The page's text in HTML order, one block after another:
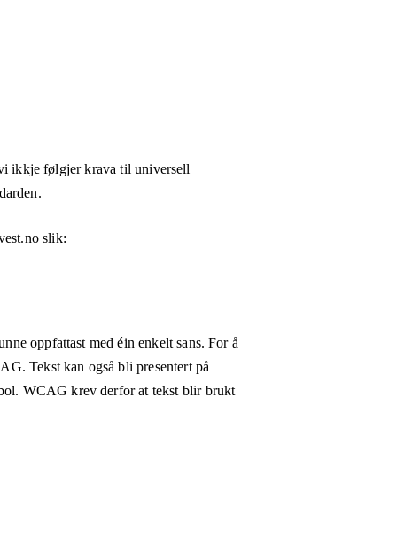
ikkje følgjer krava til universell
.
slik:
oppfattast med éin enkelt sans. For å
Tekst kan også bli presentert på
WCAG krev derfor at tekst blir brukt